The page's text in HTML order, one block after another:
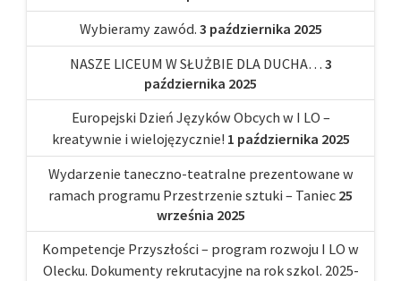
Wybieramy zawód. 3 października 2025
NASZE LICEUM W SŁUŻBIE DLA DUCHA… 3
października 2025
Europejski Dzień Języków Obcych w I LO –
kreatywnie i wielojęzycznie! 1 października 2025
Wydarzenie taneczno-teatralne prezentowane w
ramach programu Przestrzenie sztuki – Taniec 25
września 2025
Kompetencje Przyszłości – program rozwoju I LO w
Olecku. Dokumenty rekrutacyjne na rok szkol. 2025-